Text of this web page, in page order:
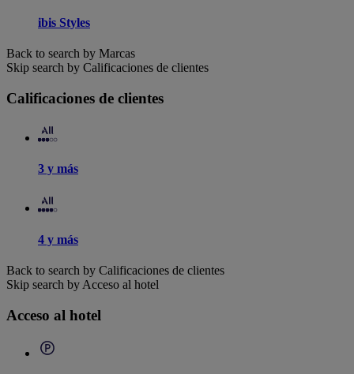
ibis Styles
Back to search by Marcas
Skip search by Calificaciones de clientes
Calificaciones de clientes
3 y más
4 y más
Back to search by Calificaciones de clientes
Skip search by Acceso al hotel
Acceso al hotel